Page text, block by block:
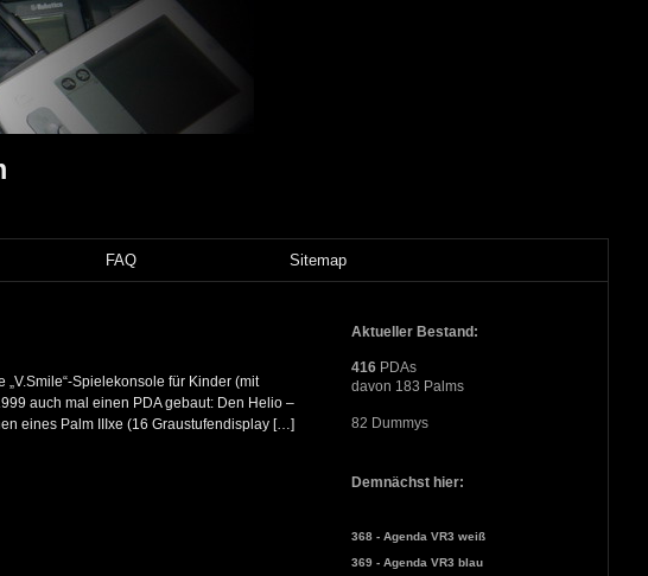
FAQ Sitemap
Aktueller Bestand:
416PDAs
davon 183 Palms
82 Dummys
Demnächst hier:
368 - Agenda VR3 weiß
369 - Agenda VR3 blau
Spielekonsole für Kinder (mit
auch mal einen PDA gebaut: Den Helio –
eines Palm IIIxe (16 Graustufendisplay […]